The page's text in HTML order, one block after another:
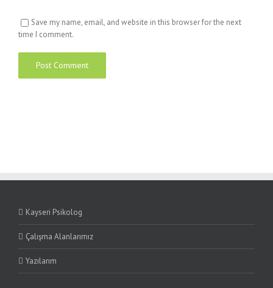
Save my name, email, and website in this browser for the next
time I comment.
Kayseri Psikolog
Çalışma Alanlarımız
Yazılarım